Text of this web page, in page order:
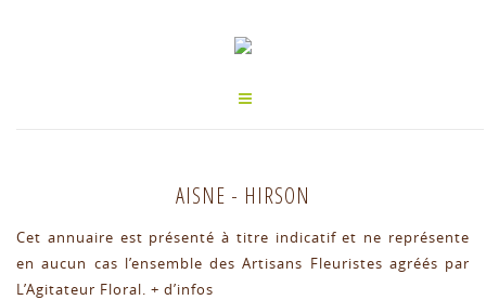
AISNE - HIRSON
Cet annuaire est présenté à titre indicatif et ne représente
en aucun cas l’ensemble des Artisans Fleuristes agréés par
L’Agitateur Floral. + d’infos